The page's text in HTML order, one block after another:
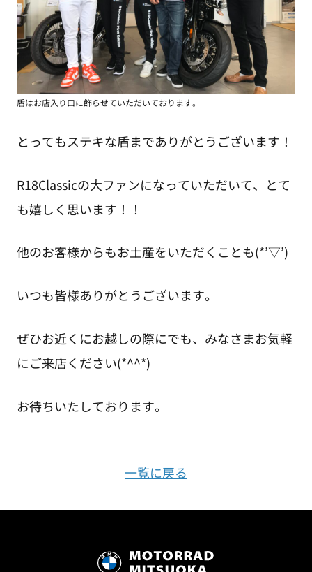
盾はお店入り口に飾らせていただいております。
とってもステキな盾までありがとうございます！
R18Classicの大ファンになっていただいて、とて
も嬉しく思います！！
他のお客様からもお土産をいただくことも(*’▽’)
いつも皆様ありがとうございます。
ぜひお近くにお越しの際にでも、みなさまお気軽
にご来店ください(*^^*)
お待ちいたしております。
一覧に戻る